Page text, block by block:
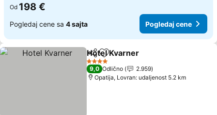
Od 198 €
Pogledaj cene sa 4 sajta Pogledaj cene
Deli Dodati u favorite
Hotel Kvarner
4 Zvezdice
9,0 Odlično
2.959
Opatija, Lovran: udaljenost 5.2 km